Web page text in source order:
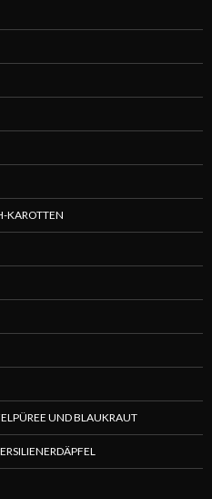
KAROTTEN
UND BLAUKRAUT